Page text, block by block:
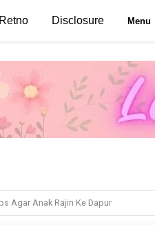
Disclosure Menu
Agar Anak Rajin Ke Dapur